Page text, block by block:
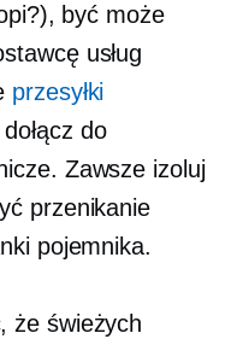
być może
usług
przesyłki
dołącz do
Zawsze izoluj
przenikanie
pojemnika.
że świeżych